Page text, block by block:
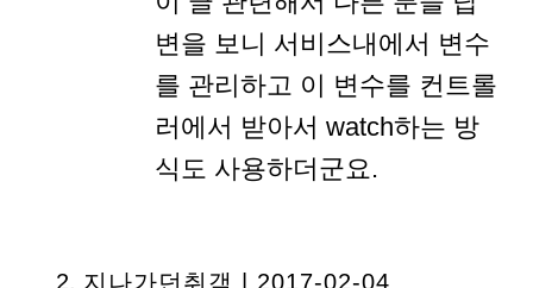
변을 보니 서비스내에서 변수
를 관리하고 이 변수를 컨트롤
러에서 받아서 watch하는 방
식도 사용하더군요.
지나가던취객 | 2017-02-04